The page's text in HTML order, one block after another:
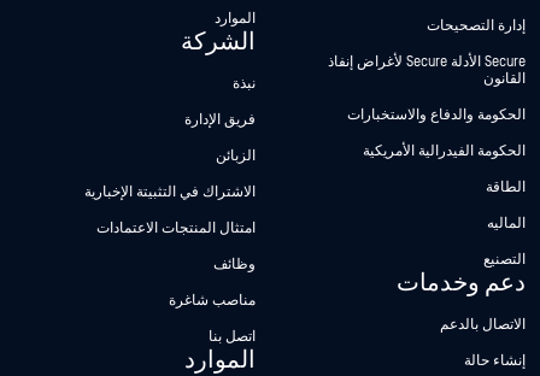
إدارة التصحيحات
Secure الأدلة Secure لأغراض إنفاذ
القانون
الحكومة والدفاع والاستخبارات
الحكومة الفيدرالية الأمريكية
الطاقة
الماليه
التصنيع
دعم وخدمات
الاتصال بالدعم
إنشاء حالة
الموارد
الشركة
نبذة
فريق الإدارة
الزبائن
الاشتراك في التثبيتة الإخبارية
امتثال المنتجات الاعتمادات
وظائف
مناصب شاغرة
اتصل بنا
الموارد